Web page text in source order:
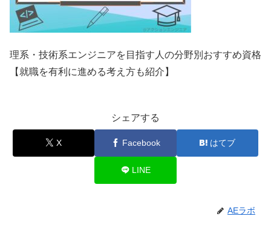
理系・技術系エンジニアを目指す人の分野別おすすめ資格
【就職を有利に進める考え方も紹介】
シェアする
X Facebook はてブ
LINE
AEラボ